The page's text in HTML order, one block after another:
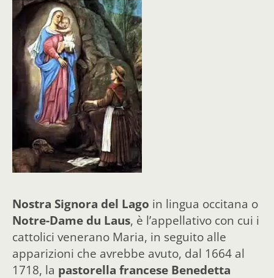
Nostra Signora del Lago in lingua occitana o
Notre-Dame du Laus, è l’appellativo con cui i
cattolici venerano Maria, in seguito alle
apparizioni che avrebbe avuto, dal 1664 al
1718, la pastorella francese Benedetta